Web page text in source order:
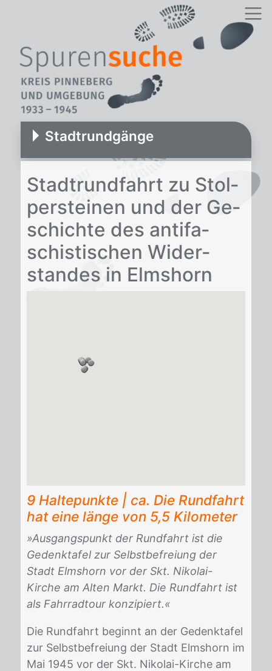
Stadtrundgänge
Stadt­rund­fahrt zu Stol­
per­stei­nen und der Ge­
schich­te des an­ti­fa­
schis­ti­schen Wi­der­
stan­des in Elms­horn
9 Haltepunkte | ca. Die Rundfahrt
hat eine länge von 5,5 Kilometer
»Ausgangspunkt der Rundfahrt ist die
Gedenktafel zur Selbstbefreiung der
Stadt Elmshorn vor der Skt. Nikolai-
Kirche am Alten Markt. Die Rundfahrt ist
als Fahrradtour konzipiert.«
Die Rund­fahrt be­ginnt an der Ge­denk­ta­fel
zur Selbst­be­frei­ung der Stadt Elms­horn im
Mai 1945 vor der Skt. Ni­ko­lai-Kir­che am